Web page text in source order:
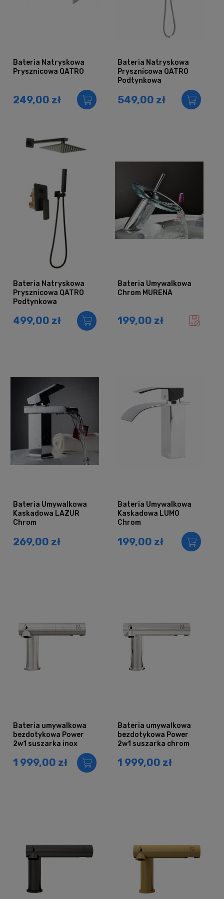
Bateria Natryskowa
Prysznicowa QATRO
249,00 zł
Bateria Natryskowa
Prysznicowa QATRO
Podtynkowa
549,00 zł
Bateria Natryskowa
Prysznicowa QATRO
Podtynkowa
Deszczownica CZARNA
499,00 zł
Bateria Umywalkowa
Chrom MURENA
199,00 zł
Bateria Umywalkowa
Kaskadowa LAZUR
Chrom
269,00 zł
Bateria Umywalkowa
Kaskadowa LUMO
Chrom
199,00 zł
Bateria umywalkowa
bezdotykowa Power
2w1 suszarka inox
1 999,00 zł
Bateria umywalkowa
bezdotykowa Power
2w1 suszarka chrom
1 999,00 zł